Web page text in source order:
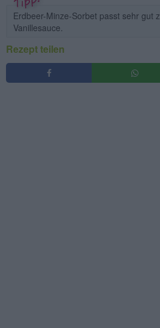
Erdbeer-Minze-Sorbet passt sehr gut
Vanillesauce.
Rezept teilen